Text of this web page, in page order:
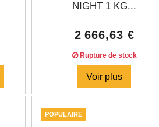
NIGHT 1 KG...
2 666,63 €
Rupture de stock
Voir plus
POPULAIRE